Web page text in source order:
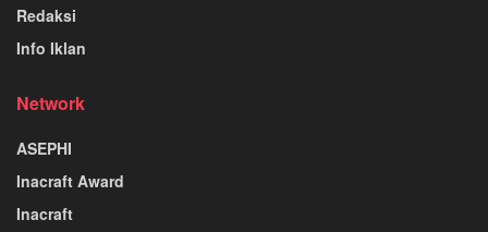
Redaksi
Info Iklan
Network
ASEPHI
Inacraft Award
Inacraft